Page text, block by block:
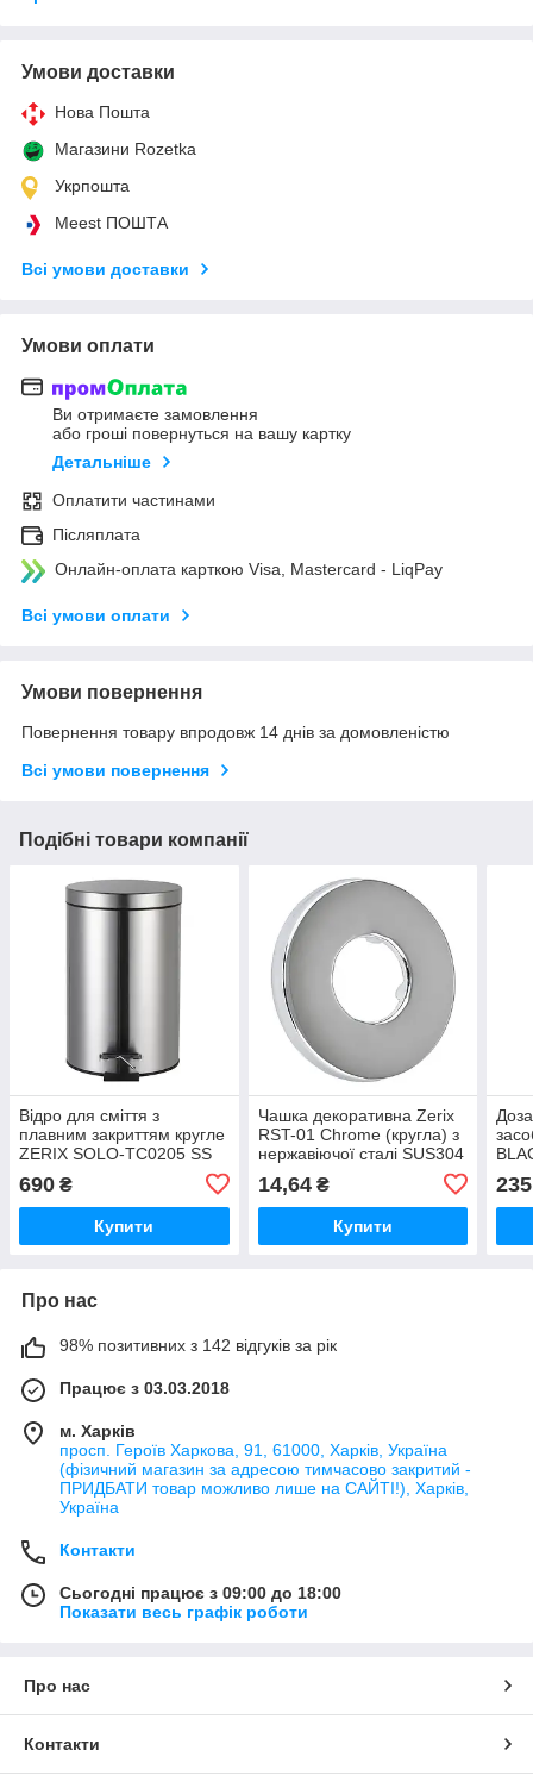
Умови доставки
Нова Пошта
Магазини Rozetka
Укрпошта
Meest ПОШТА
Всі умови доставки
Умови оплати
Ви отримаєте замовлення
або гроші повернуться на вашу картку
Детальніше
Оплатити частинами
Післяплата
Онлайн-оплата карткою Visa, Mastercard - LiqPay
Всі умови оплати
Умови повернення
Повернення товару впродовж 14 днів за домовленістю
Всі умови повернення
Подібні товари компанії
Відро для сміття з
плавним закриттям кругле
ZERIX SOLO-TC0205 SS
нержавійка) (ZX5888)
690 ₴
Купити
Чашка декоративна Zerix
RST-01 Chrome (кругла) з
нержавіючої сталі SUS304
14,64₴
Купити
235
Про нас
98% позитивних з 142 відгуків за рік
Працює з 03.03.2018
м. Харків
просп. Героїв Харкова, 91, 61000, Харків, Україна
(фізичний магазин за адресою тимчасово закритий -
ПРИДБАТИ товар можливо лише на САЙТІ!), Харків,
Україна
Контакти
Сьогодні працює з 09:00 до 18:00
Показати весь графік роботи
Про нас
Контакти